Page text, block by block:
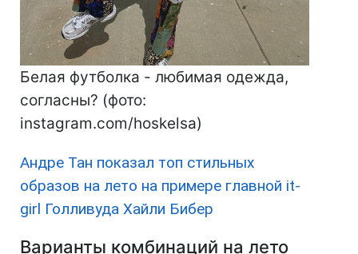
Белая футболка - любимая одежда,
согласны? (фото:
instagram.com/hoskelsa)
Андре Тан показал топ стильных
образов на лето на примере главной it-
girl Голливуда Хайли Бибер
Варианты комбинаций на лето